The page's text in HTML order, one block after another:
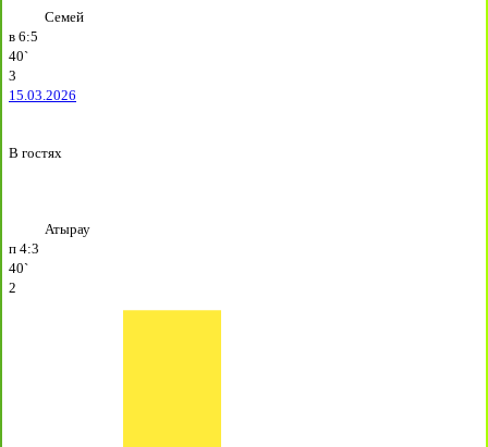
Семей
в 6:5
40`
3
15.03.2026
В гостях
Атырау
п 4:3
40`
2